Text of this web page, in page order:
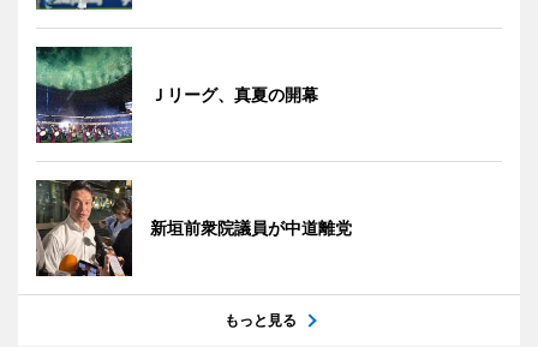
Ｊリーグ、真夏の開幕
新垣前衆院議員が中道離党
もっと見る